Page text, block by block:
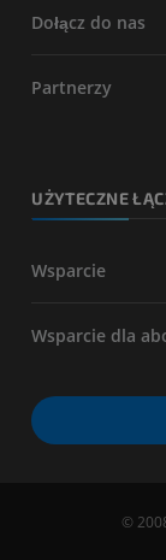
Dołącz do nas
Partnerzy
UŻYTECZNE
Wsparcie
Wsparcie dla
©